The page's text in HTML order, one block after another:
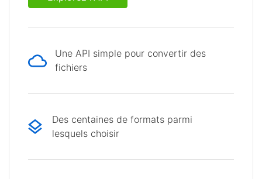
Une API simple pour convertir des
fichiers
Des centaines de formats parmi
lesquels choisir